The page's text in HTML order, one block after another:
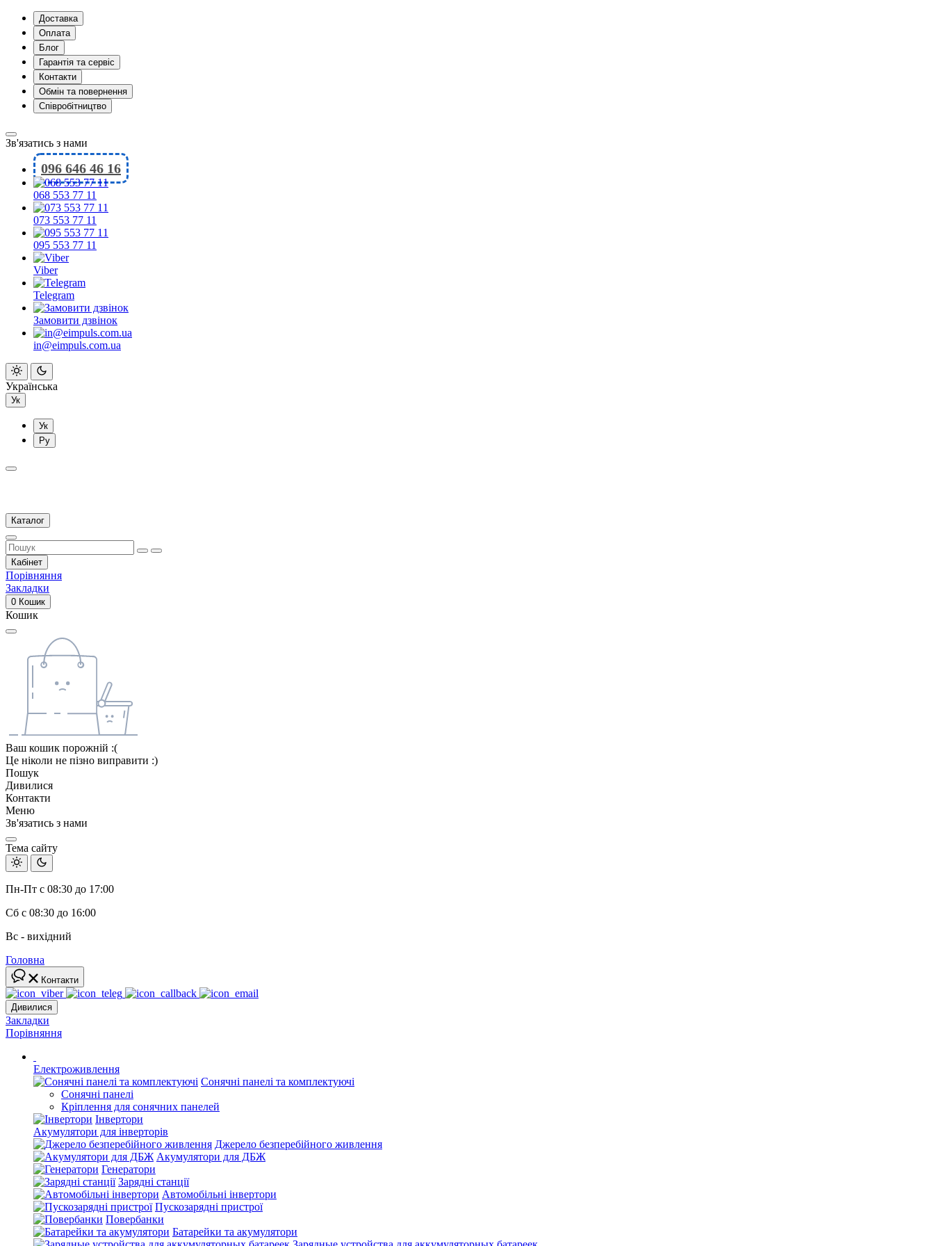
Доставка
Оплата
Блог
Гарантія та сервіс
Контакти
Обмін та повернення
Співробітництво
Зв'язатись з нами
096 646 46 16
068 553 77 11
073 553 77 11
095 553 77 11
Viber
Telegram
Замовити дзвінок
in@eimpuls.com.ua
Українська
Ук
Ук
Ру
Каталог
Кабінет
Порівняння
Закладки
0 Кошик
Кошик
Ваш кошик порожній :(
Це ніколи не пізно виправити :)
Пошук
Дивилися
Контакти
Меню
Зв'язатись з нами
Тема сайту
Пн-Пт с 08:30 до 17:00
Сб с 08:30 до 16:00
Вс - вихідний
Головна
Контакти
Дивилися
Закладки
Порівняння
Електроживлення
Сонячні панелі та комплектуючі
Сонячні панелі
Кріплення для сонячних панелей
Інвертори
Акумулятори для інверторів
Джерело безперебійного живлення
Акумулятори для ДБЖ
Генератори
Зарядні станції
Автомобільні інвертори
Пускозарядні пристрої
Повербанки
Батарейки та акумулятори